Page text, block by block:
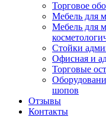
Торговое
Мебель для
Мебель для
Стойки
Офисная и
Торговые
шопов
Отзывы
Контакты